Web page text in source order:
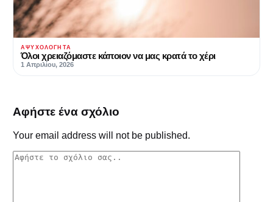
ΑΨΥΧΟΛΌΓΗΤΑ
Όλοι χρειαζόμαστε κάποιον να μας κρατά το χέρι
1 Απριλίου, 2026
Αφήστε ένα σχόλιο
Your email address will not be published.